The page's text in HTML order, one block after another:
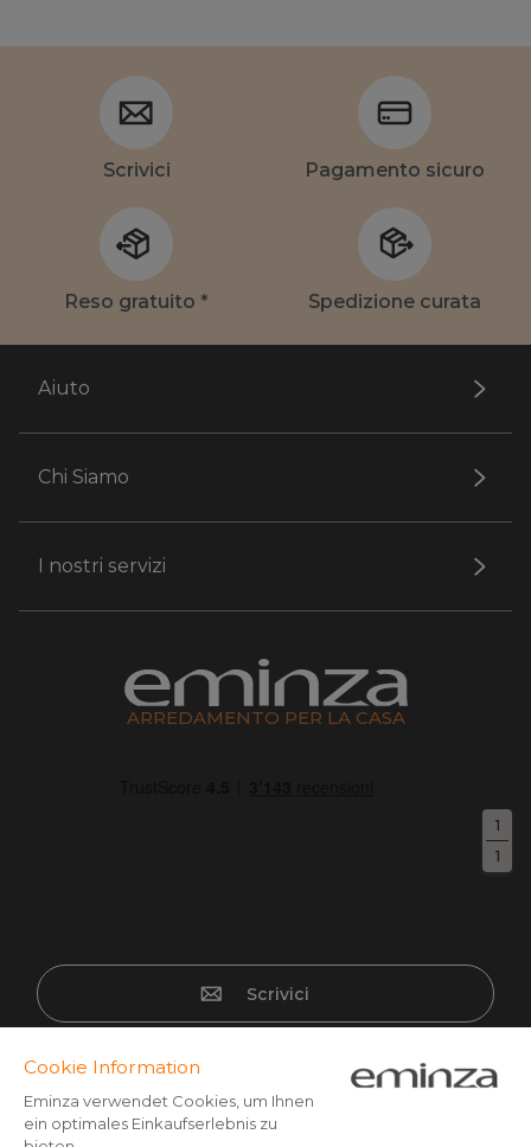
1
1
Scrivici Pagamento sicuro
Reso gratuito * Spedizione curata
Aiuto
Chi Siamo
I nostri servizi
ARREDAMENTO PER LA CASA
Scrivici
Pagamento sicuro